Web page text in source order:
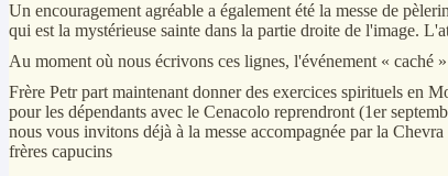
Un encouragement agréable a également été la messe de
qui est la mystérieuse sainte dans la partie droite de l'image.
Au moment où nous écrivons ces lignes, l'événement «
Frère Petr part maintenant donner des exercices spirituels en
pour les dépendants avec le Cenacolo reprendront (1er
nous vous invitons déjà à la messe accompagnée par la
frères capucins